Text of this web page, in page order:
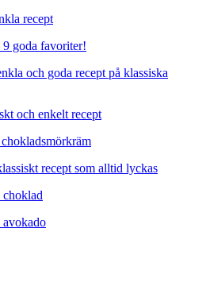
recept
9 goda favoriter!
och goda recept på klassiska
och enkelt recept
recept som alltid lyckas
choklad
avokado